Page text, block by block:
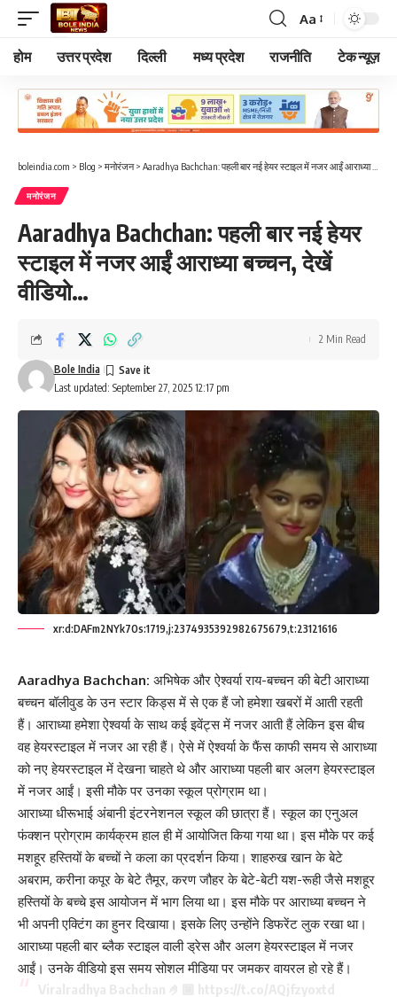
Font
Resizer
Aa
होम उत्तर प्रदेश दिल्ली मध्य प्रदेश राजनीति टेक न्यूज़
boleindia.com > Blog > मनोरंजन> Aaradhya Bachchan: पहली बार नई हेयर स्टाइल में नजर आईं आराध्या बच्चन, देखें वीडियो…
मनोरंजन
Aaradhya Bachchan: पहली बार नई हेयर
स्टाइल में नजर आईं आराध्या बच्चन, देखें
वीडियो…
Last updated: September 27, 2025 12:17 pm
Bole India
2 Min Read
xr:d:DAFm2NYk7Os:1719,j:2374935392982675679,t:23121616
Aaradhya Bachchan: अभिषेक और ऐश्वर्या राय-बच्चन की बेटी आराध्या
बच्चन बॉलीवुड के उन स्टार किड्स में से एक हैं जो हमेशा खबरों में आती रहती
हैं। आराध्या हमेशा ऐश्वर्या के साथ कई इवेंट्स में नजर आती हैं लेकिन इस बीच
वह हेयरस्टाइल में नजर आ रही हैं। ऐसे में ऐश्वर्या के फैंस काफी समय से आराध्या
को नए हेयरस्टाइल में देखना चाहते थे और आराध्या पहली बार अलग हेयरस्टाइल
में नजर आईं। इसी मौके पर उनका स्कूल प्रोग्राम था।
आराध्या धीरूभाई अंबानी इंटरनेशनल स्कूल की छात्रा हैं। स्कूल का एनुअल
फंक्शन प्रोग्राम कार्यक्रम हाल ही में आयोजित किया गया था। इस मौके पर कई
मशहूर हस्तियों के बच्चों ने कला का प्रदर्शन किया। शाहरुख खान के बेटे
अबराम, करीना कपूर के बेटे तैमूर, करण जौहर के बेटे-बेटी यश-रूही जैसे मशहूर
हस्तियों के बच्चे इस आयोजन में भाग लिया था। इस मौके पर आराध्या बच्चन ने
भी अपनी एक्टिंग का हुनर दिखाया। इसके लिए उन्होंने डिफरेंट लुक रखा था।
आराध्या पहली बार ब्लैक स्टाइल वाली ड्रेस और अलग हेयरस्टाइल में नजर
आईं। उनके वीडियो इस समय सोशल मीडिया पर जमकर वायरल हो रहे हैं।